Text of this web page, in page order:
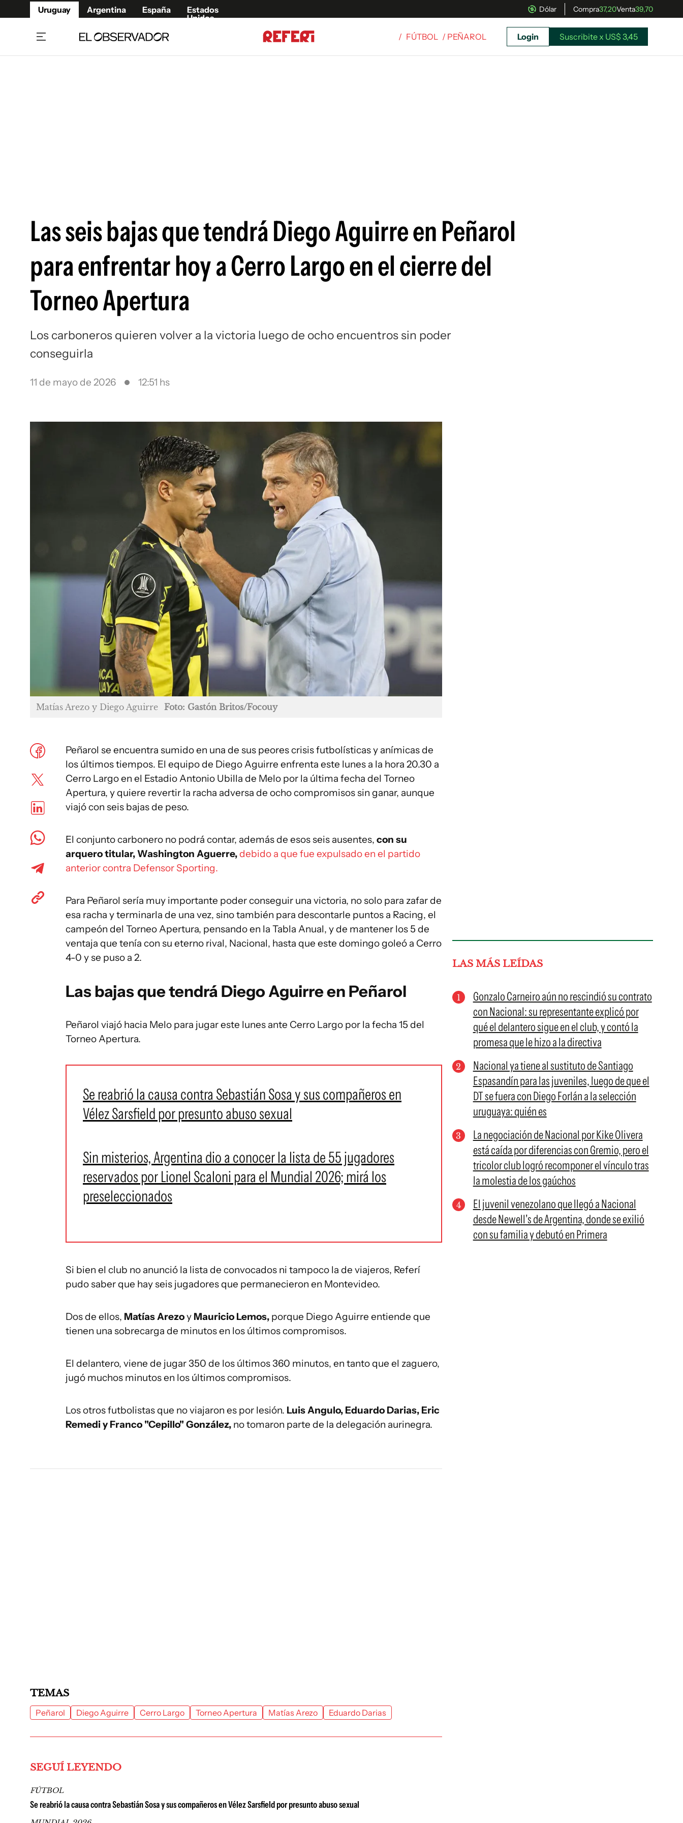
Uruguay Argentina España
Estados
Unidos
Dólar Compra37,20Venta39,70
Suscribite x US$ 3,45
Siguenos en:
/ FÚTBOL / PEÑAROL Login Suscribite x US$ 3,45
Las seis bajas que tendrá Diego Aguirre en Peñarol
para enfrentar hoy a Cerro Largo en el cierre del
Torneo Apertura
Los carboneros quieren volver a la victoria luego de ocho encuentros sin poder
conseguirla
11 de mayo de 2026 12:51 hs
Matías Arezo y Diego Aguirre Foto: Gastón Britos/Focouy
Peñarol se encuentra sumido en una de sus peores crisis futbolísticas y anímicas de
los últimos tiempos. El equipo de Diego Aguirre enfrenta este lunes a la hora 20.30 a
Cerro Largo en el Estadio Antonio Ubilla de Melo por la última fecha del Torneo
Apertura, y quiere revertir la racha adversa de ocho compromisos sin ganar, aunque
viajó con seis bajas de peso.
El conjunto carbonero no podrá contar, además de esos seis ausentes, con su
arquero titular, Washington Aguerre,debido a que fue expulsado en el partido
anterior contra Defensor Sporting.
Para Peñarol sería muy importante poder conseguir una victoria, no solo para zafar de
esa racha y terminarla de una vez, sino también para descontarle puntos a Racing, el
campeón del Torneo Apertura, pensando en la Tabla Anual, y de mantener los 5 de
ventaja que tenía con su eterno rival, Nacional, hasta que este domingo goleó a Cerro
4-0 y se puso a 2.
Las bajas que tendrá Diego Aguirre en Peñarol
Peñarol viajó hacia Melo para jugar este lunes ante Cerro Largo por la fecha 15 del
Torneo Apertura.
Se reabrió la causa contra Sebastián Sosa y sus compañeros en
Vélez Sarsfield por presunto abuso sexual
Sin misterios, Argentina dio a conocer la lista de 55 jugadores
reservados por Lionel Scaloni para el Mundial 2026; mirá los
preseleccionados
Si bien el club no anunció la lista de convocados ni tampoco la de viajeros, Referí
pudo saber que hay seis jugadores que permanecieron en Montevideo.
Dos de ellos, Matías Arezoy Mauricio Lemos, porque Diego Aguirre entiende que
tienen una sobrecarga de minutos en los últimos compromisos.
El delantero, viene de jugar 350 de los últimos 360 minutos, en tanto que el zaguero,
jugó muchos minutos en los últimos compromisos.
Los otros futbolistas que no viajaron es por lesión. Luis Angulo, Eduardo Darias, Eric
Remedi y Franco "Cepillo" González, no tomaron parte de la delegación aurinegra.
LAS MÁS LEÍDAS
Gonzalo Carneiro aún no rescindió su contrato
con Nacional: su representante explicó por
qué el delantero sigue en el club, y contó la
promesa que le hizo a la directiva
Nacional ya tiene al sustituto de Santiago
Espasandín para las juveniles, luego de que el
DT se fuera con Diego Forlán a la selección
uruguaya: quién es
La negociación de Nacional por Kike Olivera
está caída por diferencias con Gremio, pero el
tricolor club logró recomponer el vínculo tras
la molestia de los gaúchos
El juvenil venezolano que llegó a Nacional
desde Newell's de Argentina, donde se exilió
con su familia y debutó en Primera
TEMAS
Peñarol Diego Aguirre Cerro Largo Torneo Apertura Matías Arezo Eduardo Darias
SEGUÍ LEYENDO
FÚTBOL
Se reabrió la causa contra Sebastián Sosa y sus compañeros en Vélez Sarsfield por presunto abuso sexual